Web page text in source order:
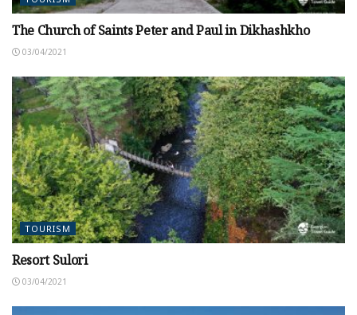
The Church of Saints Peter and Paul in Dikhashkho
03/04/2021
TOURISM
Resort Sulori
03/04/2021